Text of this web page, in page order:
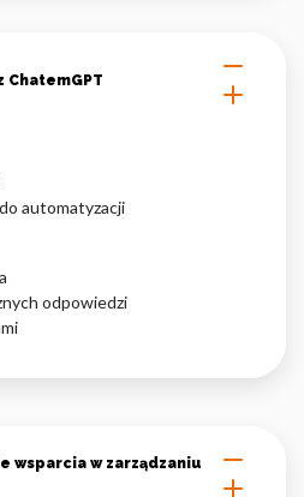
ChatemGPT
automatyzacji
odpowiedzi
wsparcia w zarządzaniu